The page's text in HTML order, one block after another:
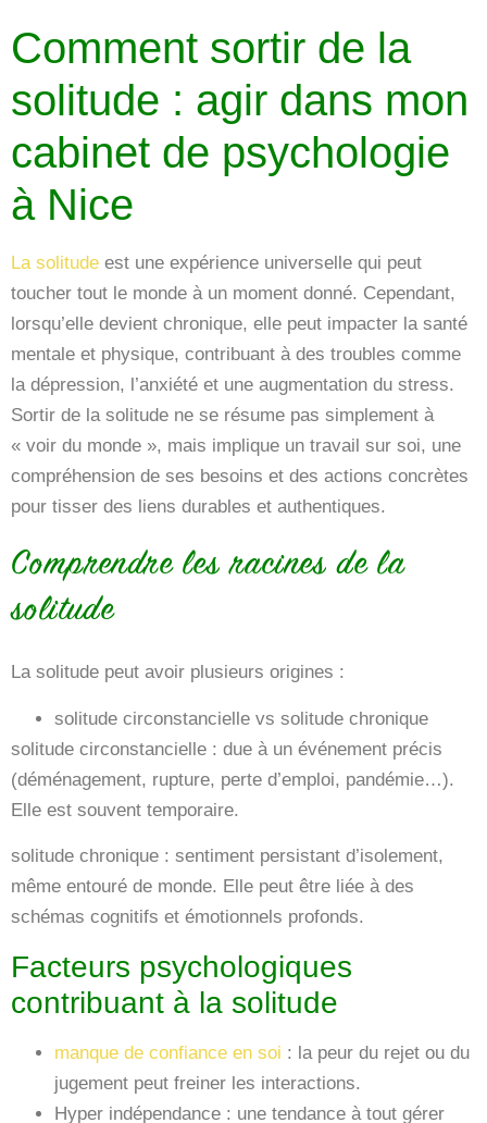
Comment sortir de la
solitude : agir dans mon
cabinet de psychologie
à Nice
La solitude est une expérience universelle qui peut
toucher tout le monde à un moment donné. Cependant,
lorsqu’elle devient chronique, elle peut impacter la santé
mentale et physique, contribuant à des troubles comme
la dépression, l’anxiété et une augmentation du stress.
Sortir de la solitude ne se résume pas simplement à
« voir du monde », mais implique un travail sur soi, une
compréhension de ses besoins et des actions concrètes
pour tisser des liens durables et authentiques.
Comprendre les racines de la
solitude
La solitude peut avoir plusieurs origines :
solitude circonstancielle vs solitude chronique
solitude circonstancielle : due à un événement précis
(déménagement, rupture, perte d’emploi, pandémie…).
Elle est souvent temporaire.
solitude chronique : sentiment persistant d’isolement,
même entouré de monde. Elle peut être liée à des
schémas cognitifs et émotionnels profonds.
Facteurs psychologiques
contribuant à la solitude
manque de confiance en soi : la peur du rejet ou du
jugement peut freiner les interactions.
Hyper indépendance : une tendance à tout gérer